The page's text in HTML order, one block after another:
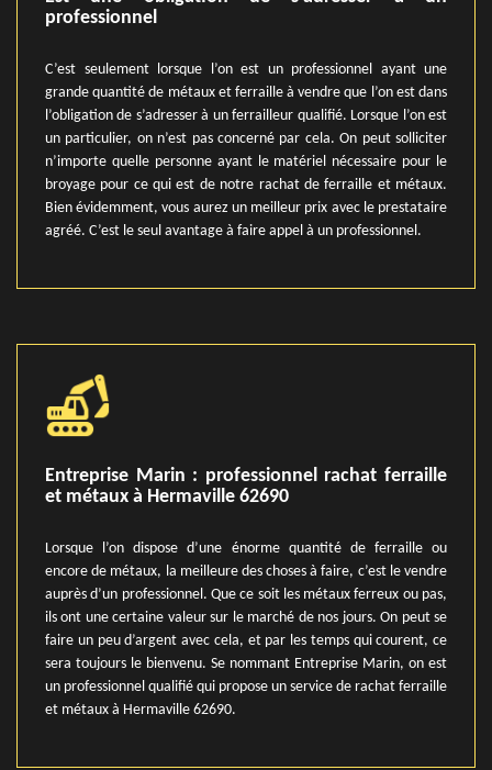
professionnel
C’est seulement lorsque l’on est un professionnel ayant une
grande quantité de métaux et ferraille à vendre que l’on est dans
l’obligation de s’adresser à un ferrailleur qualifié. Lorsque l’on est
un particulier, on n’est pas concerné par cela. On peut solliciter
n’importe quelle personne ayant le matériel nécessaire pour le
broyage pour ce qui est de notre rachat de ferraille et métaux.
Bien évidemment, vous aurez un meilleur prix avec le prestataire
agréé. C’est le seul avantage à faire appel à un professionnel.
Entreprise Marin : professionnel rachat ferraille
et métaux à Hermaville 62690
Lorsque l’on dispose d’une énorme quantité de ferraille ou
encore de métaux, la meilleure des choses à faire, c’est le vendre
auprès d’un professionnel. Que ce soit les métaux ferreux ou pas,
ils ont une certaine valeur sur le marché de nos jours. On peut se
faire un peu d’argent avec cela, et par les temps qui courent, ce
sera toujours le bienvenu. Se nommant Entreprise Marin, on est
un professionnel qualifié qui propose un service de rachat ferraille
et métaux à Hermaville 62690.